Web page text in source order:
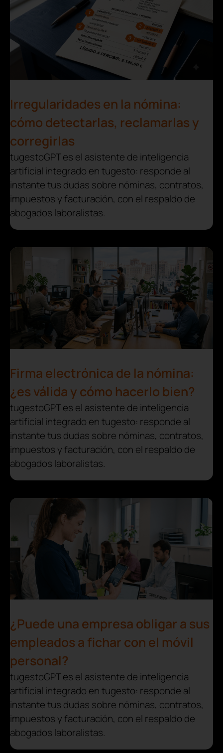
Irregularidades en la nómina:
cómo detectarlas, reclamarlas y
corregirlas
tugestoGPT es el asistente de inteligencia
artificial integrado en tugesto: responde al
instante tus dudas sobre nóminas, contratos,
impuestos y facturación, con el respaldo de
abogados laboralistas.
Firma electrónica de la nómina:
¿es válida y cómo hacerlo bien?
tugestoGPT es el asistente de inteligencia
artificial integrado en tugesto: responde al
instante tus dudas sobre nóminas, contratos,
impuestos y facturación, con el respaldo de
abogados laboralistas.
¿Puede una empresa obligar a sus
empleados a fichar con el móvil
personal?
tugestoGPT es el asistente de inteligencia
artificial integrado en tugesto: responde al
instante tus dudas sobre nóminas, contratos,
impuestos y facturación, con el respaldo de
abogados laboralistas.